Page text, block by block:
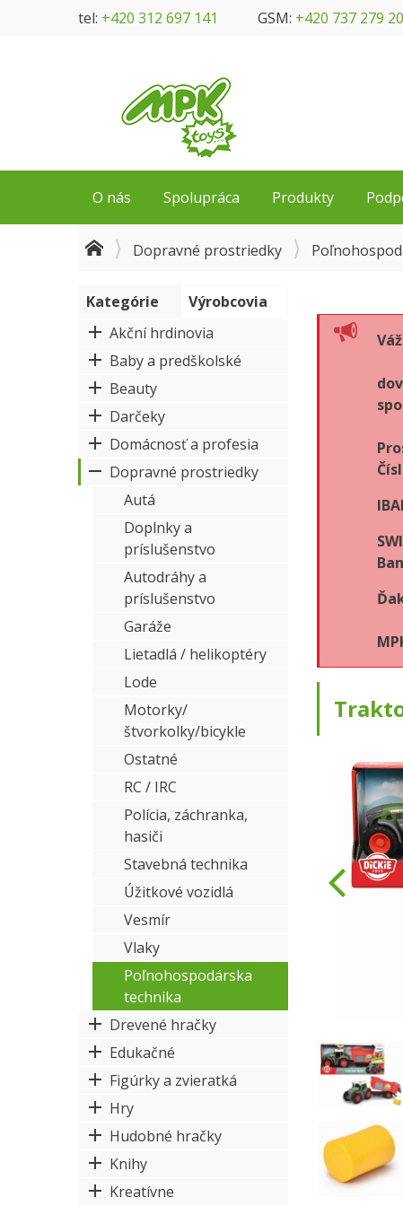
tel: +420 312 697 141 GSM: +420 737 279
O nás Spolupráca Produkty
Dopravné prostriedky
Kategórie
Výrobcovia
Akční hrdinovia
Baby a predškolské
Beauty
Darčeky
Domácnosť a profesia
Dopravné prostriedky
Autá
Doplnky a
príslušenstvo
Autodráhy a
príslušenstvo
Garáže
Lietadlá / helikoptéry
Lode
Motorky/
štvorkolky/bicykle
Ostatné
RC / IRC
Polícia, záchranka,
hasiči
Stavebná technika
Úžitkové vozidlá
Vesmír
Vlaky
Poľnohospodárska
technika
Drevené hračky
Edukačné
Figúrky a zvieratká
Hry
Hudobné hračky
Knihy
Kreatívne